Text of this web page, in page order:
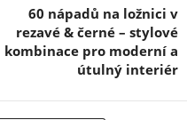
60 nápadů na ložnici v
rezavé & černé – stylové
kombinace pro moderní a
útulný interiér